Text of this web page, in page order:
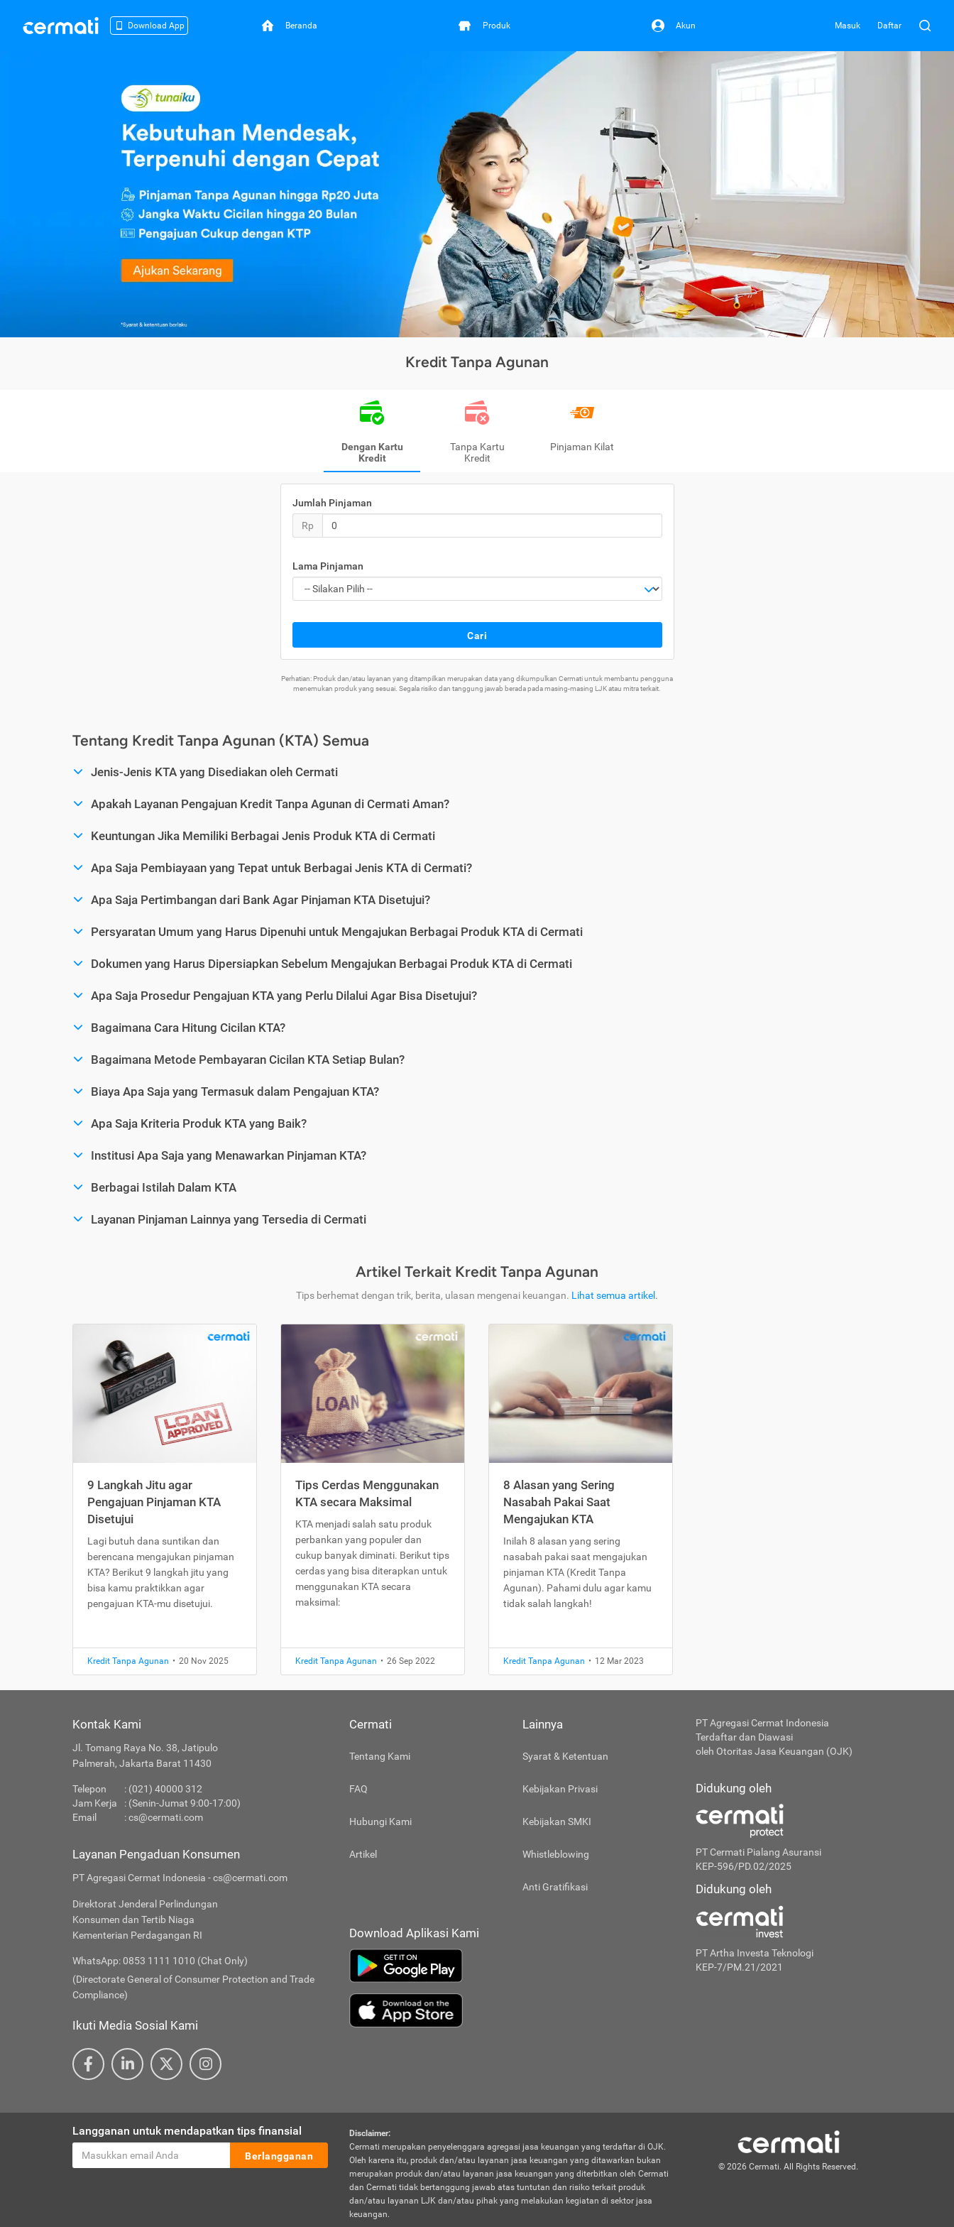
Download App Beranda Produk Akun Masuk Daftar
Kredit Tanpa Agunan
Dengan Kartu
Kredit
Tanpa Kartu
Kredit
Pinjaman Kilat
Jumlah Pinjaman
Rp
Lama Pinjaman
Cari
Perhatian: Produk dan/atau layanan yang ditampilkan merupakan data yang dikumpulkan Cermati untuk membantu pengguna
menemukan produk yang sesuai. Segala risiko dan tanggung jawab berada pada masing-masing LJK atau mitra terkait.
Tentang Kredit Tanpa Agunan (KTA) Semua
Jenis-Jenis KTA yang Disediakan oleh Cermati
Apakah Layanan Pengajuan Kredit Tanpa Agunan di Cermati Aman?
Keuntungan Jika Memiliki Berbagai Jenis Produk KTA di Cermati
Apa Saja Pembiayaan yang Tepat untuk Berbagai Jenis KTA di Cermati?
Apa Saja Pertimbangan dari Bank Agar Pinjaman KTA Disetujui?
Persyaratan Umum yang Harus Dipenuhi untuk Mengajukan Berbagai Produk KTA di Cermati
Dokumen yang Harus Dipersiapkan Sebelum Mengajukan Berbagai Produk KTA di Cermati
Apa Saja Prosedur Pengajuan KTA yang Perlu Dilalui Agar Bisa Disetujui?
Bagaimana Cara Hitung Cicilan KTA?
Bagaimana Metode Pembayaran Cicilan KTA Setiap Bulan?
Biaya Apa Saja yang Termasuk dalam Pengajuan KTA?
Apa Saja Kriteria Produk KTA yang Baik?
Institusi Apa Saja yang Menawarkan Pinjaman KTA?
Berbagai Istilah Dalam KTA
Layanan Pinjaman Lainnya yang Tersedia di Cermati
Artikel Terkait Kredit Tanpa Agunan
Tips berhemat dengan trik, berita, ulasan mengenai keuangan. Lihat semua artikel .
9 Langkah Jitu agar
Pengajuan Pinjaman KTA
Disetujui
Lagi butuh dana suntikan dan
berencana mengajukan pinjaman
KTA? Berikut 9 langkah jitu yang
bisa kamu praktikkan agar
pengajuan KTA-mu disetujui.
Kredit Tanpa Agunan • 20 Nov 2025
Tips Cerdas Menggunakan
KTA secara Maksimal
KTA menjadi salah satu produk
perbankan yang populer dan
cukup banyak diminati. Berikut tips
cerdas yang bisa diterapkan untuk
menggunakan KTA secara
maksimal:
Kredit Tanpa Agunan • 26 Sep 2022
8 Alasan yang Sering
Nasabah Pakai Saat
Mengajukan KTA
Inilah 8 alasan yang sering
nasabah pakai saat mengajukan
pinjaman KTA (Kredit Tanpa
Agunan). Pahami dulu agar kamu
tidak salah langkah!
Kredit Tanpa Agunan • 12 Mar 2023
Kontak Kami
Jl. Tomang Raya No. 38, Jatipulo
Palmerah, Jakarta Barat 11430
Telepon
: (021) 40000 312
Jam Kerja
: (Senin-Jumat 9:00-17:00)
Email
:cs@cermati.com
Layanan Pengaduan Konsumen
PT Agregasi Cermat Indonesia - cs@cermati.com
Direktorat Jenderal Perlindungan
Konsumen dan Tertib Niaga
Kementerian Perdagangan RI
WhatsApp: 0853 1111 1010 (Chat Only)
(Directorate General of Consumer Protection and Trade
Compliance)
Ikuti Media Sosial Kami
Cermati
Tentang Kami
FAQ
Hubungi Kami
Artikel
Lainnya
Syarat & Ketentuan
Kebijakan Privasi
Kebijakan SMKI
Whistleblowing
Anti Gratifikasi
Download Aplikasi Kami
PT Agregasi Cermat Indonesia
Terdaftar dan Diawasi
oleh Otoritas Jasa Keuangan (OJK)
Didukung oleh
PT Cermati Pialang Asuransi
KEP-596/PD.02/2025
Didukung oleh
PT Artha Investa Teknologi
KEP-7/PM.21/2021
Langganan untuk mendapatkan tips finansial
Berlangganan
Disclaimer:
Cermati merupakan penyelenggara agregasi jasa keuangan yang terdaftar di OJK.
Oleh karena itu, produk dan/atau layanan jasa keuangan yang ditawarkan bukan
merupakan produk dan/atau layanan jasa keuangan yang diterbitkan oleh Cermati
dan Cermati tidak bertanggung jawab atas tuntutan dan risiko terkait produk
dan/atau layanan LJK dan/atau pihak yang melakukan kegiatan di sektor jasa
keuangan.
© 2026 Cermati. All Rights Reserved.